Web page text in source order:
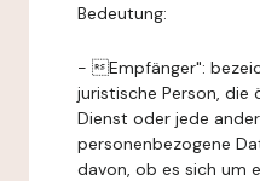
Bedeutung:
- Empfänger":
juristische Person, die
Dienst oder jede
personenbezogene
davon, ob es sich um